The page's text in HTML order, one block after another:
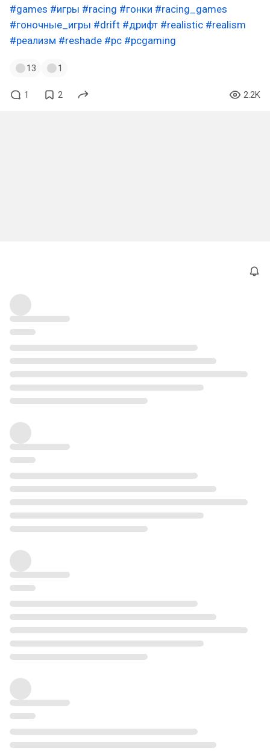
#games #игры #racing #гонки #racing_games
#гоночные_игры #drift #дрифт #realistic #realism
#реализм #reshade #pc #pcgaming
13 1
1 2 2.2K